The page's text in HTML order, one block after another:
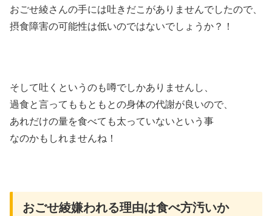
おごせ綾さんの手には吐きだこがありませんでしたので、
摂食障害の可能性は低いのではないでしょうか？！
そして吐くというのも噂でしかありませんし、
過食と言ってももともとの身体の代謝が良いので、
あれだけの量を食べても太っていないという事
なのかもしれませんね！
おごせ綾嫌われる理由は食べ方汚いか